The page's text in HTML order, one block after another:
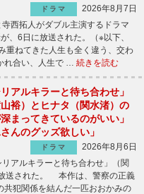
ドラマ
2026年8月7日
西拓人がダブル主演するドラマ
、6日に放送された。（※以下、
ねてきた人生も全く違う、交わ
れ合い、人生で … 続きを読む
リアルキラーと待ち合わせ」
山裕）とヒナタ（関水渚）の
まってきているのがいい」
さんのグッズ欲しい」
ドラマ
2026年8月6日
アルキラーと待ち合わせ」（関
送された。 本作は、警察の正義
共犯関係を結んだ一匹おおかみの